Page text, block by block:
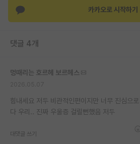
이벤트
재팬라운지 🌸
카카오로 시작하기
댓글 4개
멍때리는 호르헤 보르헤스
힘내세요 저두 비관적인편이지만 너무 진심으
다 우리.. 진짜 우울증 걸릴뻔했음 저두
대댓글 쓰기